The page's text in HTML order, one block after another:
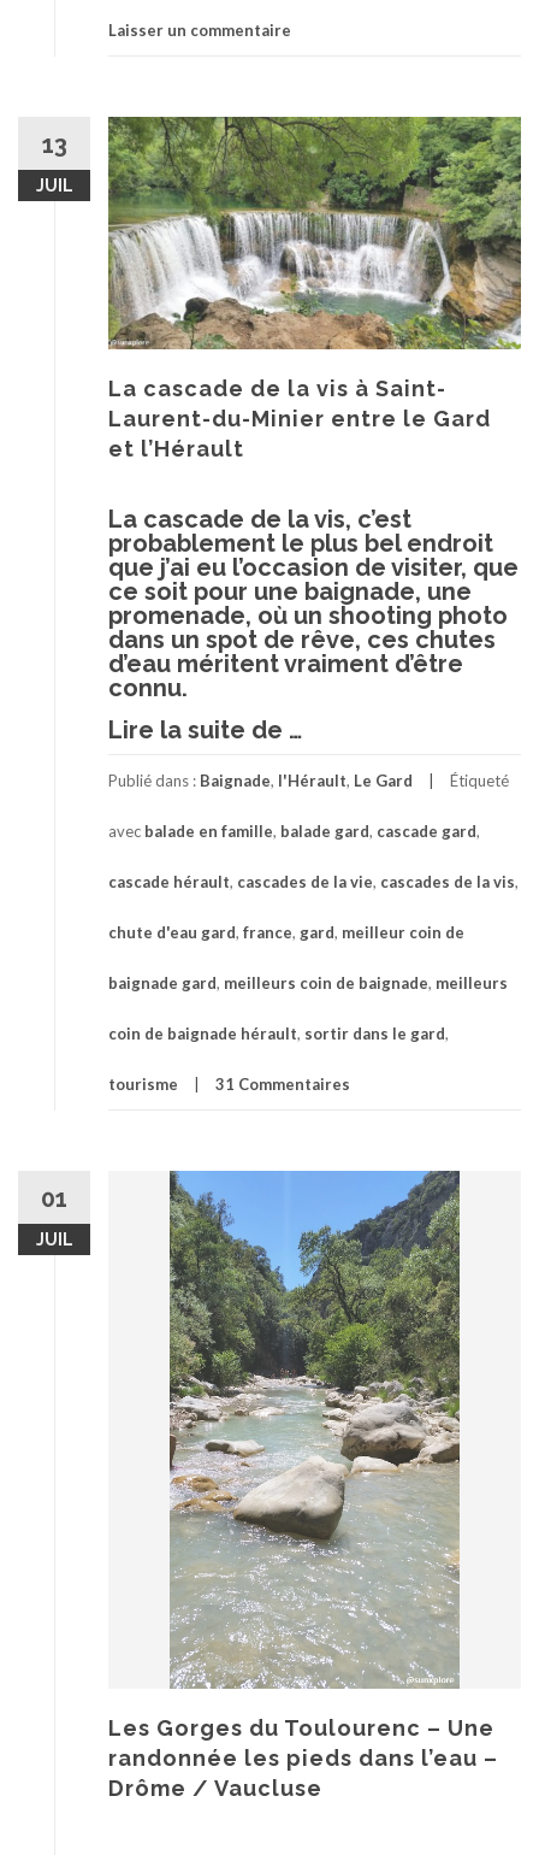
Laisser un commentaire
13
JUIL
La cascade de la vis à Saint-
Laurent-du-Minier entre le Gard
et l’Hérault
La cascade de la vis, c’est
probablement le plus bel endroit
que j’ai eu l’occasion de visiter, que
ce soit pour une baignade, une
promenade, où un shooting photo
dans un spot de rêve, ces chutes
d’eau méritent vraiment d’être
connu.
Lire la suite de à
cascade
la
à
Saint-
Laurent-
du-
Minier
entre
Gard
l’Hérault
…
Publié dans : Baignade, l'Hérault, Le Gard Étiqueté
avec balade en famille, balade gard, cascade gard,
cascade hérault, cascades de la vie, cascades de la vis,
chute d'eau gard, france, gard, meilleur coin de
baignade gard, meilleurs coin de baignade, meilleurs
coin de baignade hérault, sortir dans le gard,
tourisme 31 Commentaires
01
JUIL
Les Gorges du Toulourenc – Une
randonnée les pieds dans l’eau –
Drôme / Vaucluse